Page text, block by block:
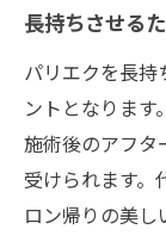
長持ちさせる
パリエクを長持
ントとなります
施術後のアフタ
受けられます。
ロン帰りの美し